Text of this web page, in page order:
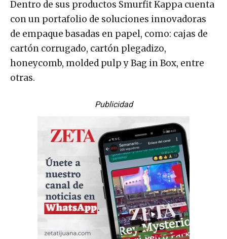
Dentro de sus productos Smurfit Kappa cuenta
con un portafolio de soluciones innovadoras
de empaque basadas en papel, como: cajas de
cartón corrugado, cartón plegadizo,
honeycomb, molded pulp y Bag in Box, entre
otras.
Publicidad